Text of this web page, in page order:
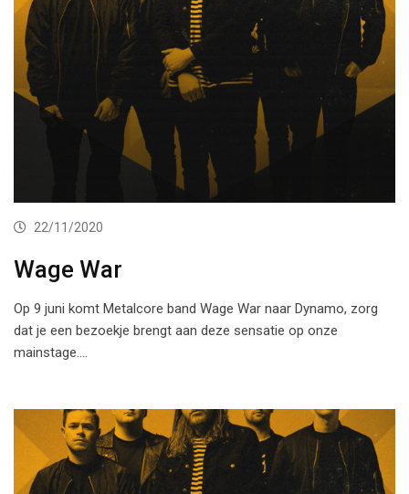
22/11/2020
Wage War
Op 9 juni komt Metalcore band Wage War naar Dynamo, zorg
dat je een bezoekje brengt aan deze sensatie op onze
mainstage.…